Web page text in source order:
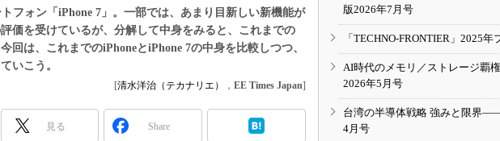
IoT
電源設計（EDN Japan）
エンジニアの社会人大
」で回してみよう
ド ～Behind the
こったこと、次の10年
フォン「iPhone 7」。一部では、あまり目新しい新機能が
価を受けているが、分解して中身をみると、これまでの
回は、これまでのiPhoneとiPhone 7の中身を比較しつつ、
いこう。
[清水洋治（テカナリエ） ， EE Times Japan]
見る Share
版2026年7月号
「TECHNO-FRONTIER」2025年
AI時代のメモリ／ストレージ覇
2026年5月号
台湾の半導体戦略 強みと限界
4月号